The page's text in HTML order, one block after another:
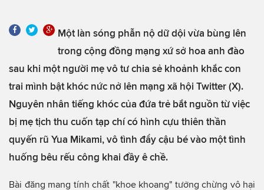
Một làn sóng phẫn nộ dữ dội vừa bùng lên
trong cộng đồng mạng xứ sở hoa anh đào
sau khi một người mẹ vô tư chia sẻ khoảnh khắc con
trai mình bật khóc nức nở lên mạng xã hội Twitter (X).
Nguyên nhân tiếng khóc của đứa trẻ bắt nguồn từ việc
bị mẹ tịch thu cuốn tạp chí có hình cựu thiên thần
quyến rũ Yua Mikami, vô tình đẩy cậu bé vào một tình
huống bêu rếu công khai đầy ê chề.
Bài đăng mang tính chất "khoe khoang" tưởng chừng vô hại